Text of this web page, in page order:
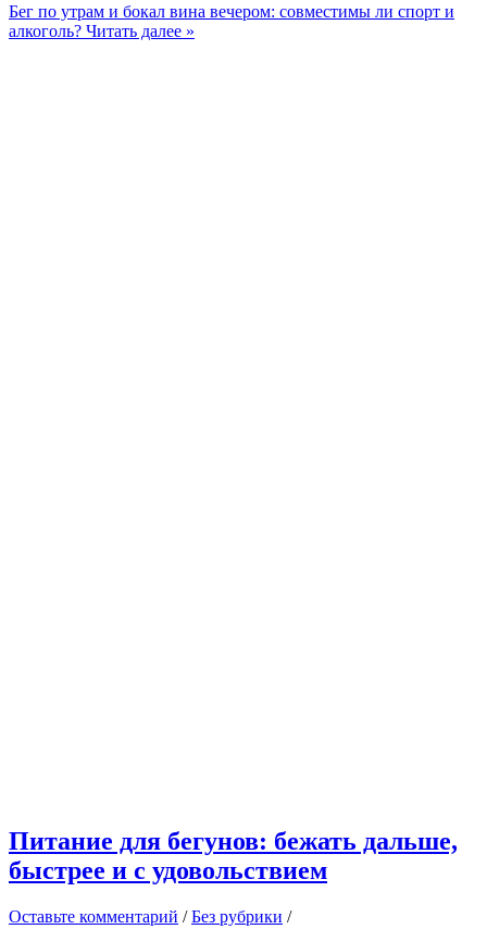
Бег по утрам и бокал вина вечером: совместимы ли спорт и
алкоголь? Читать далее »
Питание для бегунов: бежать дальше,
быстрее и с удовольствием
Оставьте комментарий /Без рубрики /